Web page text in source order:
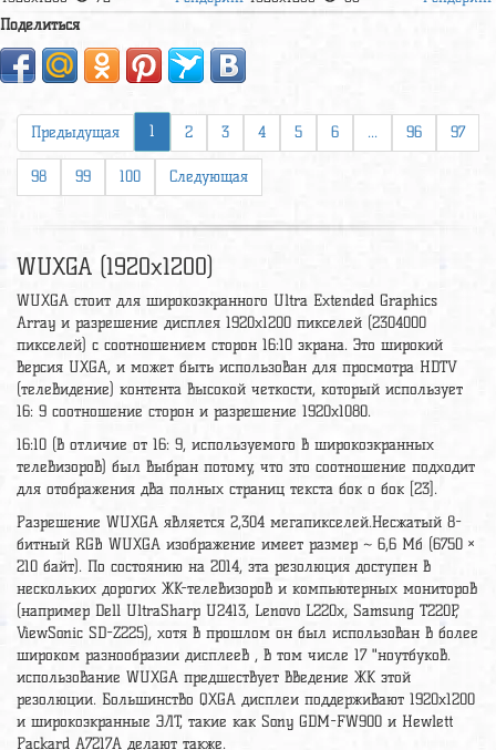
Поделиться
Предыдущая 1 2 3 4 5 6 ... 96 97
98 99 100 Следующая
WUXGA (1920x1200)
WUXGA стоит для широкоэкранного Ultra Extended Graphics
Array и разрешение дисплея 1920x1200 пикселей (2304000
пикселей) с соотношением сторон 16:10 экрана. Это широкий
версия UXGA, и может быть использован для просмотра HDTV
(телевидение) контента высокой четкости, который использует
16: 9 соотношение сторон и разрешение 1920x1080.
16:10 (в отличие от 16: 9, используемого в широкоэкранных
телевизоров) был выбран потому, что это соотношение подходит
для отображения два полных страниц текста бок о бок [23].
Разрешение WUXGA является 2,304 мегапикселей.Несжатый 8-
битный RGB WUXGA изображение имеет размер ~ 6,6 Мб (6750 ×
210 байт). По состоянию на 2014, эта резолюция доступен в
нескольких дорогих ЖК-телевизоров и компьютерных мониторов
(например Dell UltraSharp U2413, Lenovo L220x, Samsung T220P,
ViewSonic SD-Z225), хотя в прошлом он был использован в более
широком разнообразии дисплеев , в том числе 17 "ноутбуков.
использование WUXGA предшествует введение ЖК этой
резолюции. Большинство QXGA дисплеи поддерживают 1920x1200
и широкоэкранные ЭЛТ, такие как Sony GDM-FW900 и Hewlett
Packard A7217A делают также.